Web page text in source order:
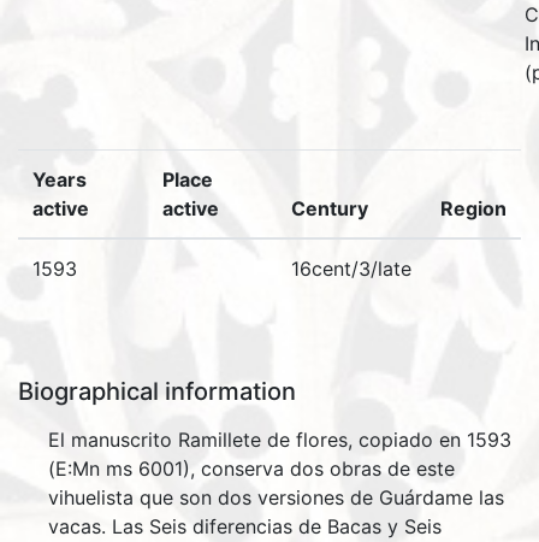
Years
active
Place
active
Century Region
1593 16cent/3/late
Biographical information
El manuscrito Ramillete de flores, copiado en 1593
(E:Mn ms 6001), conserva dos obras de este
vihuelista que son dos versiones de Guárdame las
vacas. Las Seis diferencias de Bacas y Seis